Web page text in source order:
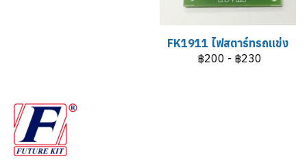
FK1911 ไฟสตาร์ทรถแข่ง
฿200 - ฿230